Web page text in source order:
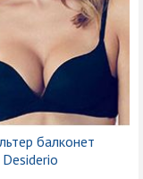
балконет